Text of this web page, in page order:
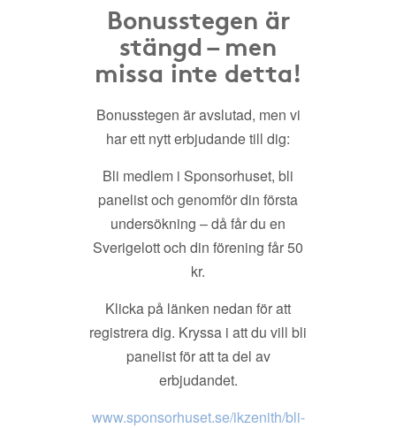
Bonusstegen är
stängd – men
missa inte detta!
Bonusstegen är avslutad, men vi
har ett nytt erbjudande till dig:
Bli medlem i Sponsorhuset, bli
panelist och genomför din första
undersökning – då får du en
Sverigelott och din förening får 50
kr.
Klicka på länken nedan för att
registrera dig. Kryssa i att du vill bli
panelist för att ta del av
erbjudandet.
www.sponsorhuset.se/ikzenith/bli-